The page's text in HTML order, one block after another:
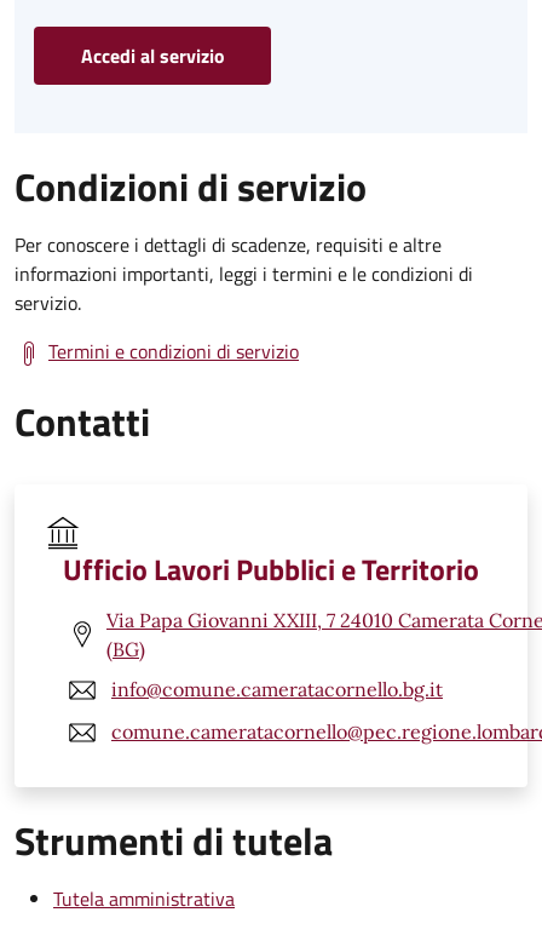
Accedi al servizio
Condizioni di servizio
Per conoscere i dettagli di scadenze, requisiti e altre
informazioni importanti, leggi i termini e le condizioni di
servizio.
Termini e condizioni di servizio
Contatti
Ufficio Lavori Pubblici e Territorio
Via Papa Giovanni XXIII, 7 24010 Camerata
(BG)
info@comune.cameratacornello.bg.it
Strumenti di tutela
Tutela amministrativa